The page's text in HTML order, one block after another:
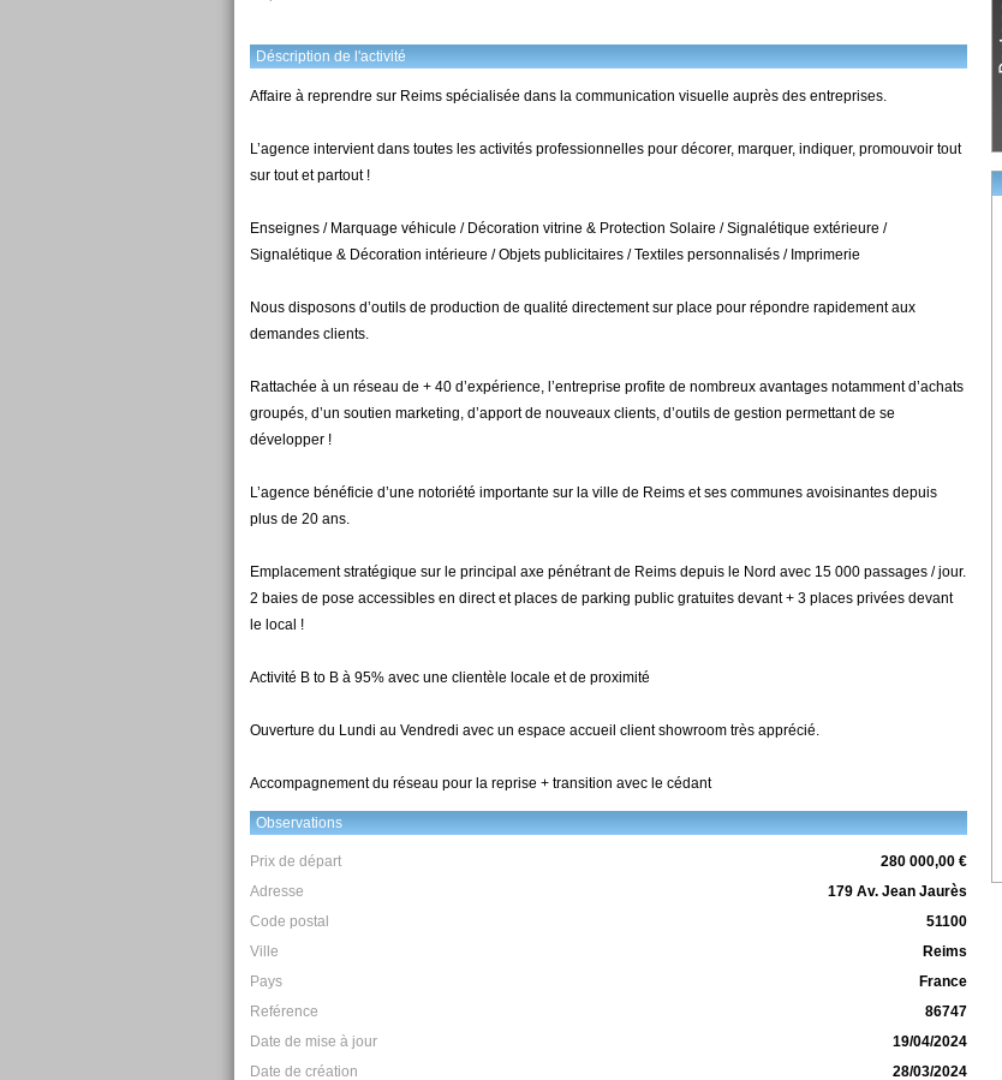
Déscription de l'activité
Affaire à reprendre sur Reims spécialisée dans la communication visuelle auprès des entreprises.
L’agence intervient dans toutes les activités professionnelles pour décorer, marquer, indiquer, promouvoir tout
sur tout et partout !
Enseignes / Marquage véhicule / Décoration vitrine & Protection Solaire / Signalétique extérieure /
Signalétique & Décoration intérieure / Objets publicitaires / Textiles personnalisés / Imprimerie
Nous disposons d’outils de production de qualité directement sur place pour répondre rapidement aux
demandes clients.
Rattachée à un réseau de + 40 d’expérience, l’entreprise profite de nombreux avantages notamment d’achats
groupés, d’un soutien marketing, d’apport de nouveaux clients, d’outils de gestion permettant de se
développer !
L’agence bénéficie d’une notoriété importante sur la ville de Reims et ses communes avoisinantes depuis
plus de 20 ans.
Emplacement stratégique sur le principal axe pénétrant de Reims depuis le Nord avec 15 000 passages / jour.
2 baies de pose accessibles en direct et places de parking public gratuites devant + 3 places privées devant
le local !
Activité B to B à 95% avec une clientèle locale et de proximité
Ouverture du Lundi au Vendredi avec un espace accueil client showroom très apprécié.
Accompagnement du réseau pour la reprise + transition avec le cédant
Observations
Prix de départ
280 000,00 €
Adresse
179 Av. Jean Jaurès
Code postal
51100
Ville
Reims
Pays
France
Reférence
86747
Date de mise à jour
19/04/2024
Date de création
28/03/2024